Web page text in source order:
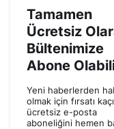
Tamamen
Ücretsiz
Bültenimize
Abone
Yeni haberlerden
olmak için fırsatı
ücretsiz e-posta
aboneliğini hemen